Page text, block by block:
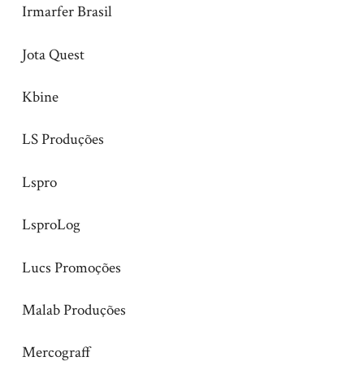
Irmarfer Brasil
Jota Quest
Kbine
LS Produções
Lspro
LsproLog
Lucs Promoções
Malab Produções
Mercograff